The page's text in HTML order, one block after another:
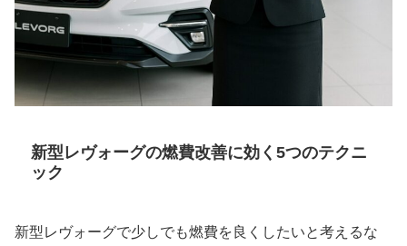
新型レヴォーグの燃費改善に効く5つのテクニ
ック
新型レヴォーグで少しでも燃費を良くしたいと考えるな